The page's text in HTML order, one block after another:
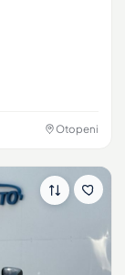
Otopeni